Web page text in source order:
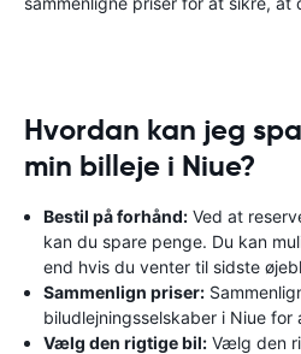
Hvordan kan jeg
min billeje i Niue?
Bestil på forhånd: Ved at
kan du spare penge. Du kan
end hvis du venter til sidste
Sammenlign priser:
biludlejningsselskaber i Niue
Vælg den rigtige bil: Vælg den